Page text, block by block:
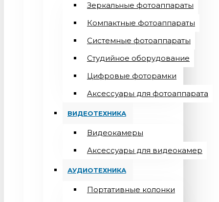
Зеркальные фотоаппараты
Компактные фотоаппараты
Системные фотоаппараты
Студийное оборудование
Цифровые фоторамки
Aксессуары для фотоаппарата
ВИДЕОТЕХНИКА
Видеокамеры
Аксессуары для видеокамер
АУДИОТЕХНИКА
Портативные колонки